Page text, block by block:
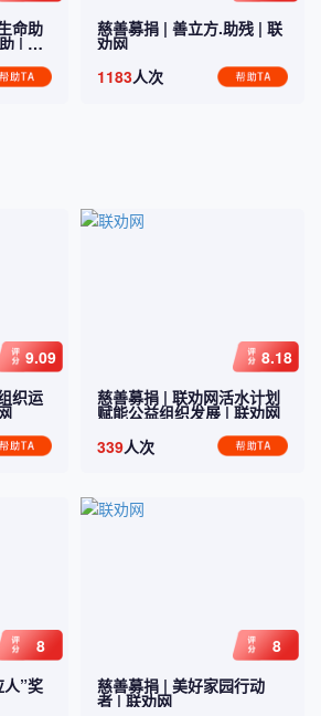
命助
| 联
慈善募捐 | 善立方.助残| 联
劝网
1183人次
9.09
织运
8.18
慈善募捐 | 联劝网活水计划
赋能公益组织发展| 联劝网
339人次
8
人”奖
8
慈善募捐 | 美好家园行动
者| 联劝网